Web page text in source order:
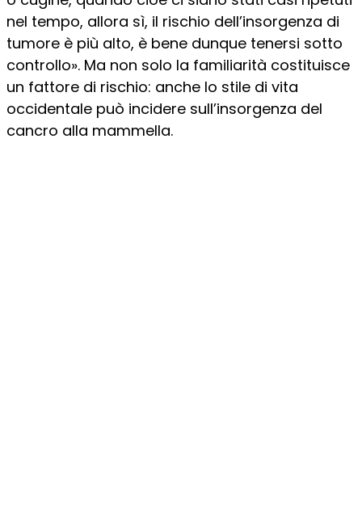
nel tempo, allora sì, il rischio dell’insorgenza di
tumore è più alto, è bene dunque tenersi sotto
controllo». Ma non solo la familiarità costituisce
un fattore di rischio: anche lo stile di vita
occidentale può incidere sull’insorgenza del
cancro alla mammella.